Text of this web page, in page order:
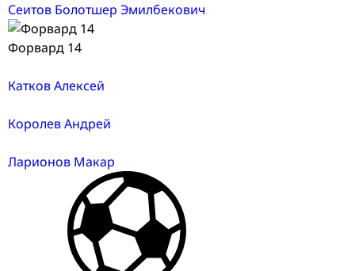
Сеитов Болотшер Эмилбекович
Форвард 14
Катков Алексей
Королев Андрей
Ларионов Макар